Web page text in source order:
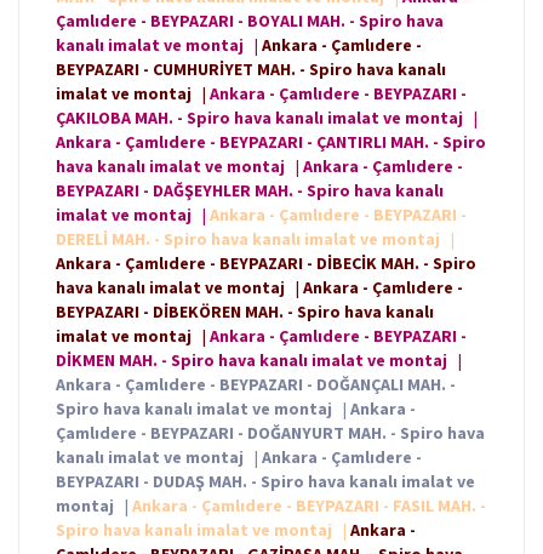
Çamlıdere - BEYPAZARI - BOYALI MAH. - Spiro hava
kanalı imalat ve montaj | Ankara - Çamlıdere -
BEYPAZARI - CUMHURİYET MAH. - Spiro hava kanalı
imalat ve montaj | Ankara - Çamlıdere - BEYPAZARI -
ÇAKILOBA MAH. - Spiro hava kanalı imalat ve montaj |
Ankara - Çamlıdere - BEYPAZARI - ÇANTIRLI MAH. - Spiro
hava kanalı imalat ve montaj | Ankara - Çamlıdere -
BEYPAZARI - DAĞŞEYHLER MAH. - Spiro hava kanalı
imalat ve montaj | Ankara - Çamlıdere - BEYPAZARI -
DERELİ MAH. - Spiro hava kanalı imalat ve montaj
|
Ankara - Çamlıdere - BEYPAZARI - DİBECİK MAH. - Spiro
hava kanalı imalat ve montaj | Ankara - Çamlıdere -
BEYPAZARI - DİBEKÖREN MAH. - Spiro hava kanalı
imalat ve montaj | Ankara - Çamlıdere - BEYPAZARI -
DİKMEN MAH. - Spiro hava kanalı imalat ve montaj |
Ankara - Çamlıdere - BEYPAZARI - DOĞANÇALI MAH. -
Spiro hava kanalı imalat ve montaj | Ankara -
Çamlıdere - BEYPAZARI - DOĞANYURT MAH. - Spiro hava
kanalı imalat ve montaj | Ankara - Çamlıdere -
BEYPAZARI - DUDAŞ MAH. - Spiro hava kanalı imalat ve
montaj | Ankara - Çamlıdere - BEYPAZARI - FASIL MAH. -
Spiro hava kanalı imalat ve montaj
| Ankara -